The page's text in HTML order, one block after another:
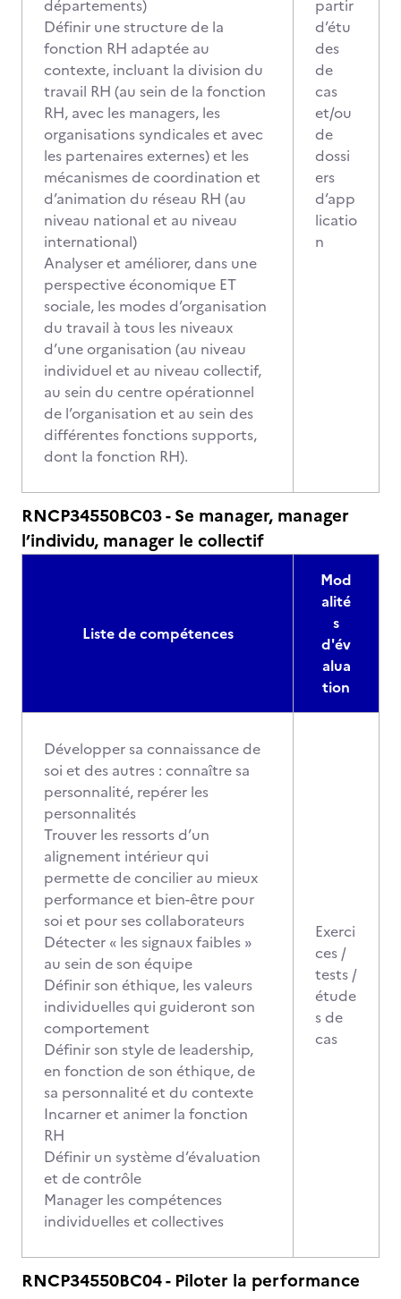
départements)
Définir une structure de la
fonction RH adaptée au
contexte, incluant la division du
travail RH (au sein de la fonction
RH, avec les managers, les
organisations syndicales et avec
les partenaires externes) et les
mécanismes de coordination et
d’animation du réseau RH (au
niveau national et au niveau
international)
Analyser et améliorer, dans une
perspective économique ET
sociale, les modes d’organisation
du travail à tous les niveaux
d’une organisation (au niveau
individuel et au niveau collectif,
au sein du centre opérationnel
de l’organisation et au sein des
différentes fonctions supports,
dont la fonction RH).
partir
d’étu
des
de
cas
et/ou
de
dossi
ers
d’app
licatio
n
RNCP34550BC03 - Se manager, manager
l’individu, manager le collectif
Liste de compétences
Mod
alité
s
d'év
alua
tion
Développer sa connaissance de
soi et des autres : connaître sa
personnalité, repérer les
personnalités
Trouver les ressorts d’un
alignement intérieur qui
permette de concilier au mieux
performance et bien-être pour
soi et pour ses collaborateurs
Détecter « les signaux faibles »
au sein de son équipe
Définir son éthique, les valeurs
individuelles qui guideront son
comportement
Définir son style de leadership,
en fonction de son éthique, de
sa personnalité et du contexte
Incarner et animer la fonction
RH
Définir un système d’évaluation
et de contrôle
Manager les compétences
individuelles et collectives
Exerci
ces /
tests /
étude
s de
cas
RNCP34550BC04 - Piloter la performance